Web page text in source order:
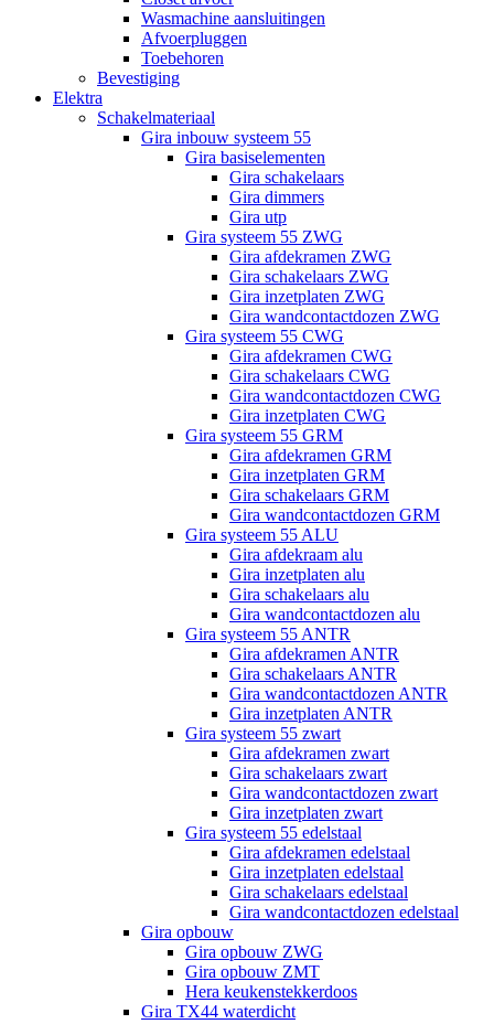
Wasmachine aansluitingen
Afvoerpluggen
Toebehoren
Bevestiging
Elektra
Schakelmateriaal
Gira inbouw systeem 55
Gira basiselementen
Gira schakelaars
Gira dimmers
Gira utp
Gira systeem 55 ZWG
Gira afdekramen ZWG
Gira schakelaars ZWG
Gira inzetplaten ZWG
Gira wandcontactdozen ZWG
Gira systeem 55 CWG
Gira afdekramen CWG
Gira schakelaars CWG
Gira wandcontactdozen CWG
Gira inzetplaten CWG
Gira systeem 55 GRM
Gira afdekramen GRM
Gira inzetplaten GRM
Gira schakelaars GRM
Gira wandcontactdozen GRM
Gira systeem 55 ALU
Gira afdekraam alu
Gira inzetplaten alu
Gira schakelaars alu
Gira wandcontactdozen alu
Gira systeem 55 ANTR
Gira afdekramen ANTR
Gira schakelaars ANTR
Gira wandcontactdozen ANTR
Gira inzetplaten ANTR
Gira systeem 55 zwart
Gira afdekramen zwart
Gira schakelaars zwart
Gira wandcontactdozen zwart
Gira inzetplaten zwart
Gira systeem 55 edelstaal
Gira afdekramen edelstaal
Gira inzetplaten edelstaal
Gira schakelaars edelstaal
Gira wandcontactdozen edelstaal
Gira opbouw
Gira opbouw ZWG
Gira opbouw ZMT
Hera keukenstekkerdoos
Gira TX44 waterdicht